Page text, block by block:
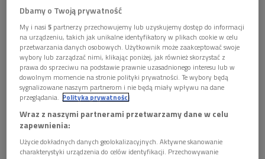
 16'52
Stefan Grabiński "W willi nad morzem", czyta
Tomasz Borkowski, fragm.2 (Książka do
słuchania/Dwójka)
 20'18
Stefan Grabiński "Szary pokój", czyta Tomasz
Borkowski (Książka do słuchania/Dwójka)
 18'39
Dbamy o Twoją prywatność
My i nasi5 partnerzy przechowujemy lub uzyskujemy dostęp do informacji
na urządzeniu, takich jak unikalne identyfikatory w plikach cookie w celu
przetwarzania danych osobowych. Użytkownik może zaakceptować swoje
wybory lub zarządzać nimi, klikając poniżej, jak również skorzystać z
prawa do sprzeciwu na podstawie prawnie uzasadnionego interesu lub w
dowolnym momencie na stronie polityki prywatności. Te wybory będą
sygnalizowane naszym partnerom i nie będą miały wpływu na dane
przeglądania. Polityka prywatności
Wraz z naszymi partnerami przetwarzamy dane w celu
zapewnienia:
Użycie dokładnych danych geolokalizacyjnych. Aktywne skanowanie
charakterystyki urządzenia do celów identyfikacji. Przechowywanie